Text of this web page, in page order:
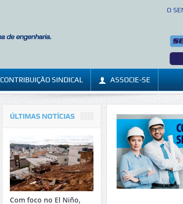
O
CONTRIBUIÇÃO SINDICAL ASSOCIE-SE
ÚLTIMAS NOTÍCIAS
Com foco no El Niño,